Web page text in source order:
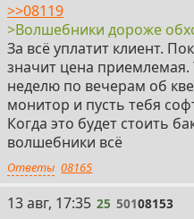
>>08119
>Волшебники дороже
За всё уплатит клиент.
значит цена приемлемая.
неделю по вечерам об
монитор и пусть тебя
Когда это будет стоить
волшебники всё
Ответы 08165
25
13 авг, 17:35 25 50108153